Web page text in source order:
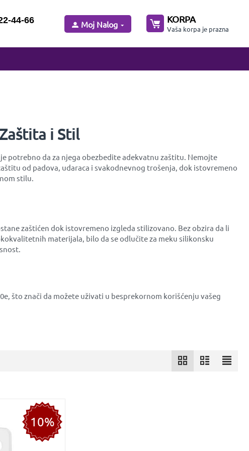
44-66 Moj Nalog KORPA
Vaša korpa je prazna
i Stil
potrebno da za njega obezbedite adekvatnu zaštitu. Nemojte
od padova, udaraca i svakodnevnog trošenja, dok istovremeno
stilu.
zaštićen dok istovremeno izgleda stilizovano. Bez obzira da li
materijala, bilo da se odlučite za meku silikonsku
što znači da možete uživati u besprekornom korišćenju vašeg
10%